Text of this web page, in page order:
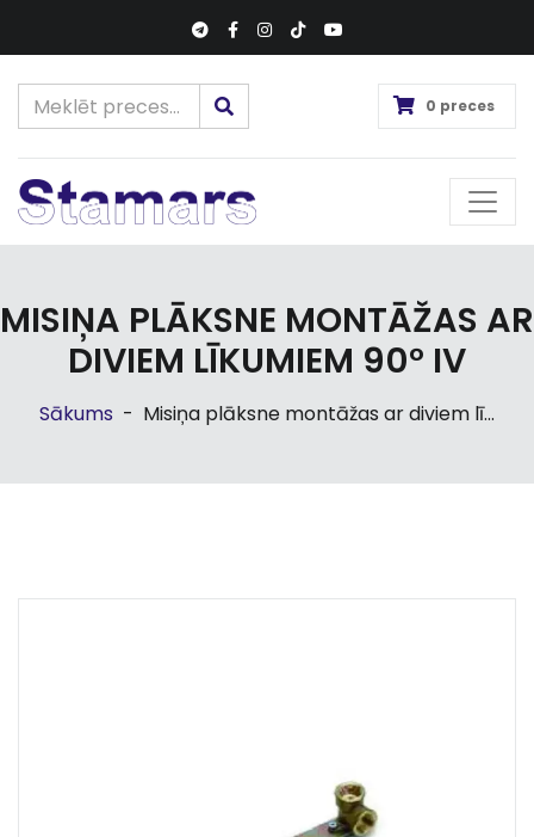
0 preces
MISIŅA PLĀKSNE MONTĀŽAS AR
DIVIEM LĪKUMIEM 90° IV
Sākums - Misiņa plāksne montāžas ar diviem lī...